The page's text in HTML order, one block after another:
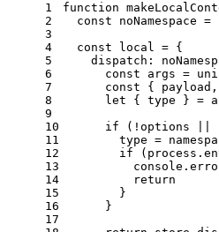
1
2
3
4
5
6
7
8
9
10
11
12
13
14
15
16
17
function
const noNamespace =
const local = {
dispatch :
const args =
const {
let { type } =
if (!options ||
type =
if (process.
console .
return
        }
      }